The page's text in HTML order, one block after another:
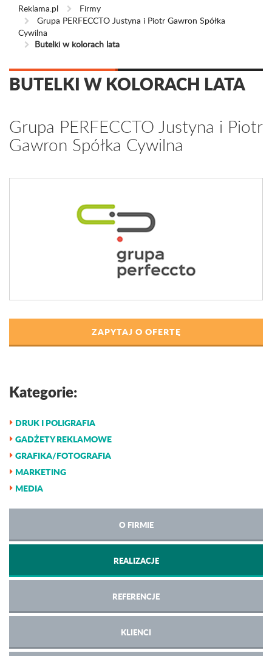
Reklama.pl
Firmy
Grupa PERFECCTO Justyna i Piotr Gawron Spółka
Cywilna
Butelki w kolorach lata
BUTELKI W KOLORACH LATA
Grupa PERFECCTO Justyna i Piotr
Gawron Spółka Cywilna
ZAPYTAJ O OFERTĘ
Kategorie:
DRUK I POLIGRAFIA
GADŻETY REKLAMOWE
GRAFIKA/FOTOGRAFIA
MARKETING
MEDIA
O FIRMIE
REALIZACJE
REFERENCJE
KLIENCI